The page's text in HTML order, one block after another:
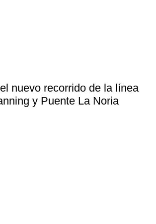
nuevo recorrido de la línea
y Puente La Noria